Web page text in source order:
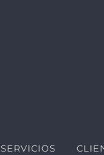
SERVICIOS